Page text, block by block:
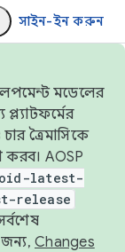
সাইন-ইন করুন
মডেলের
ত্রৈমাসিকে
করব। AOSP
latest-
release
Changes